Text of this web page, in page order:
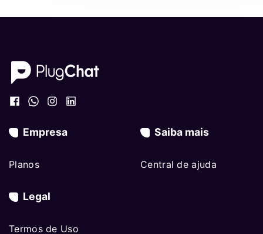
Empresa
Planos
Saiba mais
Central de ajuda
Legal
Termos de Uso